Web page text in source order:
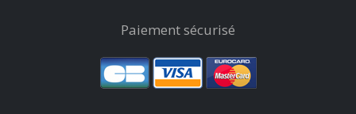
Paiement sécurisé